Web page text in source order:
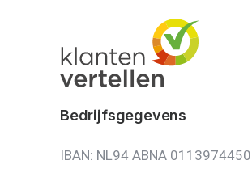
Bedrijfsgegevens
IBAN: NL94 ABNA 0113974450